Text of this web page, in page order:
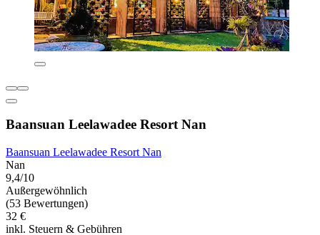
Baansuan Leelawadee Resort Nan
Baansuan Leelawadee Resort Nan
Nan
9,4/10
Außergewöhnlich
(53 Bewertungen)
32 €
inkl. Steuern & Gebühren